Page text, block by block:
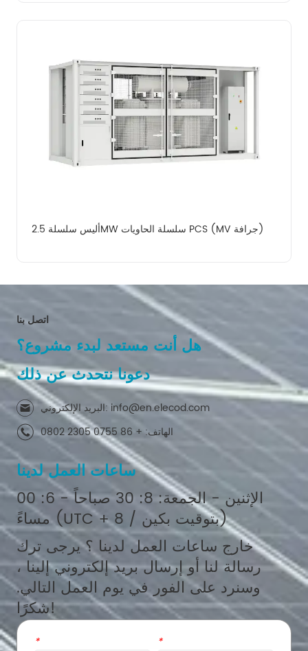
أليس سلسلة 2.5MW سلسلة الحاويات PCS (MV جرافة)
اتصل بنا
هل أنت مستعد لبدء مشروع؟
دعونا نتحدث عن ذلك
البريد الإلكتروني: info@en.elecod.com
الهاتف: + 86 0755 2305 0802
ساعات العمل لدينا
الإثنين - الجمعة: 8: 30 صباحاً - 6: 00
مساءً (UTC + 8 / بتوقيت بكين)
خارج ساعات العمل لدينا ؟ يرجى ترك
رسالة لنا أو إرسال بريد إلكتروني إلينا ،
وسنرد على الفور في يوم العمل التالي.
شكرًا!
*اسم *بريد الالكتروني